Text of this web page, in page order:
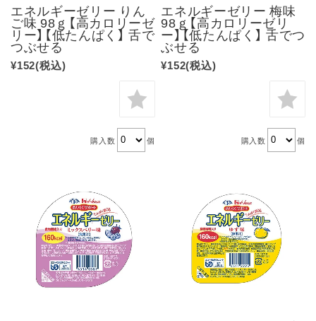
エネルギーゼリー りん
ご味 98ｇ【高カロリーゼ
リー】【低たんぱく】 舌で
つぶせる
¥152(税込)
購入数 個
エネルギーゼリー 梅味
98ｇ【高カロリーゼリ
ー】【低たんぱく】 舌でつ
ぶせる
¥152(税込)
購入数 個